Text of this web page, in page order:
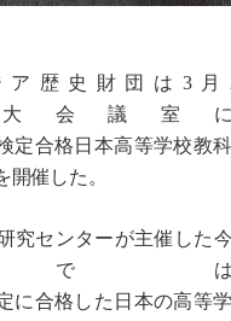
ア歴史財団は3月
会議室
検定合格日本高等学校教
開催した。
究センターが主催した
で
に合格した日本の高等